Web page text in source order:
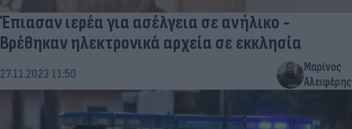
Έπιασαν ιερέα για ασέλγεια σε ανήλικο -
Βρέθηκαν ηλεκτρονικά αρχεία σε εκκλησία
27.11.2023 11:50
Μαρίνος
Αλειφέρης